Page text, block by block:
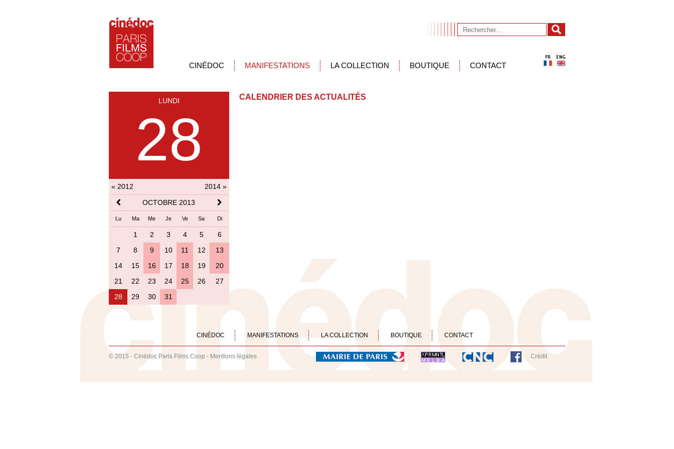
CINÉDOC MANIFESTATIONS LA COLLECTION BOUTIQUE CONTACT
LUNDI
28
« 2012
2014 »
OCTOBRE 2013
Lu Ma Me Je Ve Sa Di
1 2 3 4 5
6
7
8 9 10 11 12
13
14
15 16 17 18 19
20
21
22 23 24 25 26
27
28
29 30 31
CALENDRIER DES ACTUALITÉS
CINÉDOC MANIFESTATIONS LA COLLECTION BOUTIQUE CONTACT
© 2015 - Cinédoc Paris Films Coop - Mentions légales Crédit